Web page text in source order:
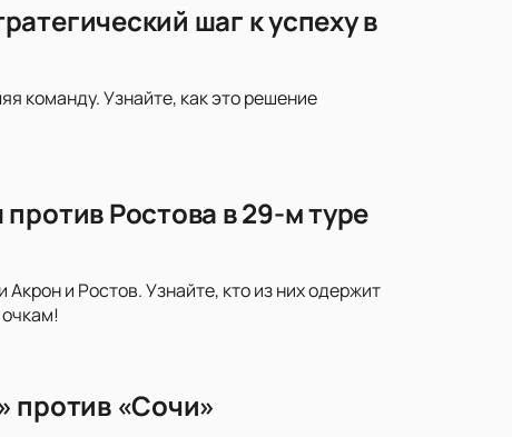
шаг к успеху в
команду. Узнайте, как это решение
Ростова в 29-м туре
и Ростов. Узнайте, кто из них одержит
против «Сочи»